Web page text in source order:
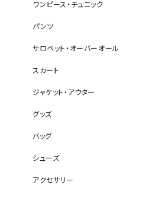
ワンピース・チュニック
パンツ
サロペット・オーバーオール
スカート
ジャケット・アウター
グッズ
バッグ
シューズ
アクセサリー